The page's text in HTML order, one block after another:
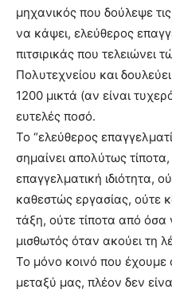
μηχανικός που δούλεψε
να κάψει, ελεύθερος
πιτσιρικάς που τελειώνει
Πολυτεχνείου και
1200 μικτά (αν είναι
ευτελές ποσό.
Το “ελεύθερος
σημαίνει απολύτως τίποτα,
επαγγελματική ιδιότητα,
καθεστώς εργασίας, ούτε
τάξη, ούτε τίποτα από όσα
μισθωτός όταν ακούει τη
Το μόνο κοινό που έχουμε
μεταξύ μας, πλέον δεν